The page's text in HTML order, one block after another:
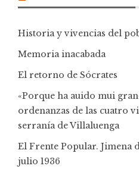
Historia y vivencias del
Memoria inacabada
El retorno de Sócrates
«Porque ha auido mui
ordenanzas de las cuatro
serranía de Villaluenga
El Frente Popular. Jimena
julio 1936